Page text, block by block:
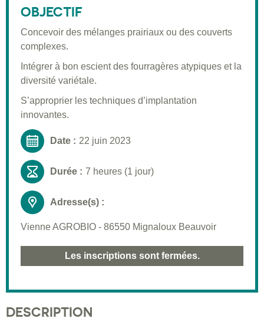
Validation
Moyens pédagogiques
Informations pratiques
OBJECTIF
Concevoir des mélanges prairiaux ou des couverts
complexes.
Intégrer à bon escient des fourragères atypiques et la
diversité variétale.
S’approprier les techniques d’implantation
innovantes.
Date : 22 juin 2023
Durée : 7 heures (1 jour)
Adresse(s) :
Vienne AGROBIO - 86550 Mignaloux Beauvoir
Les inscriptions sont fermées.
DESCRIPTION